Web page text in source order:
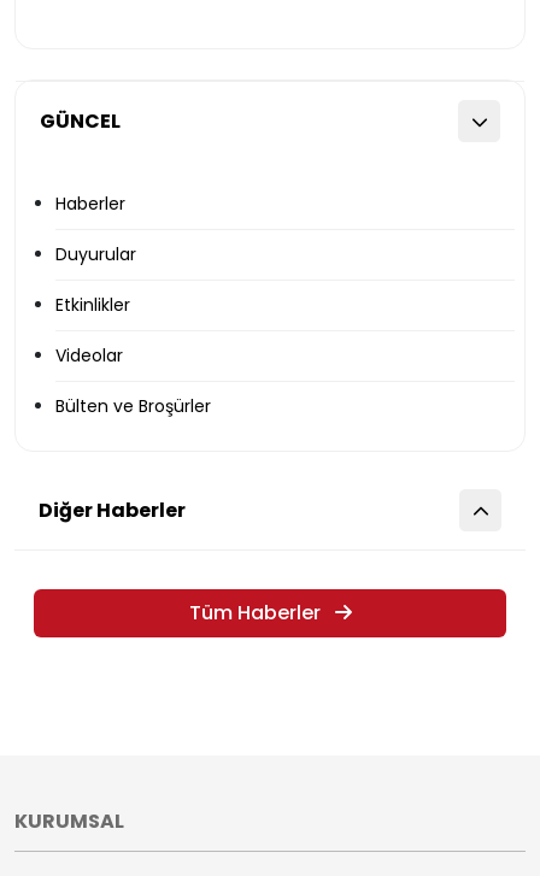
GÜNCEL
Haberler
Duyurular
Etkinlikler
Videolar
Bülten ve Broşürler
Diğer Haberler
Tüm Haberler
KURUMSAL